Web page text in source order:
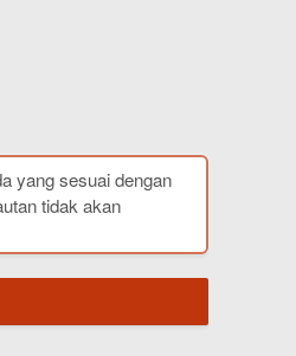
yang sesuai dengan
tidak akan